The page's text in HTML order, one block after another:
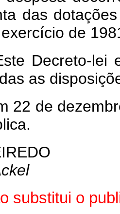
das
de
Decreto-lei
as
22 de
substitui o